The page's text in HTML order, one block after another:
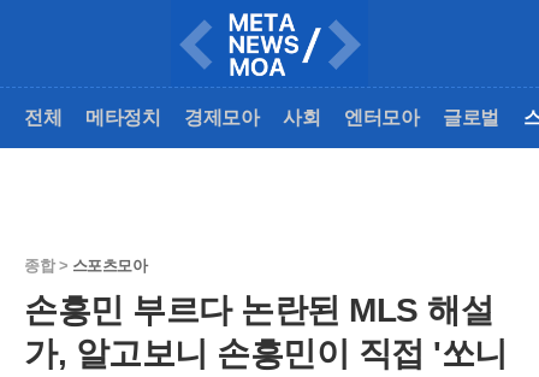
전체 메타정치 경제모아 사회 엔터모아 글로벌
종합 > 스포츠모아
손흥민 부르다 논란된 MLS 해설
가, 알고보니 손흥민이 직접 '쏘니